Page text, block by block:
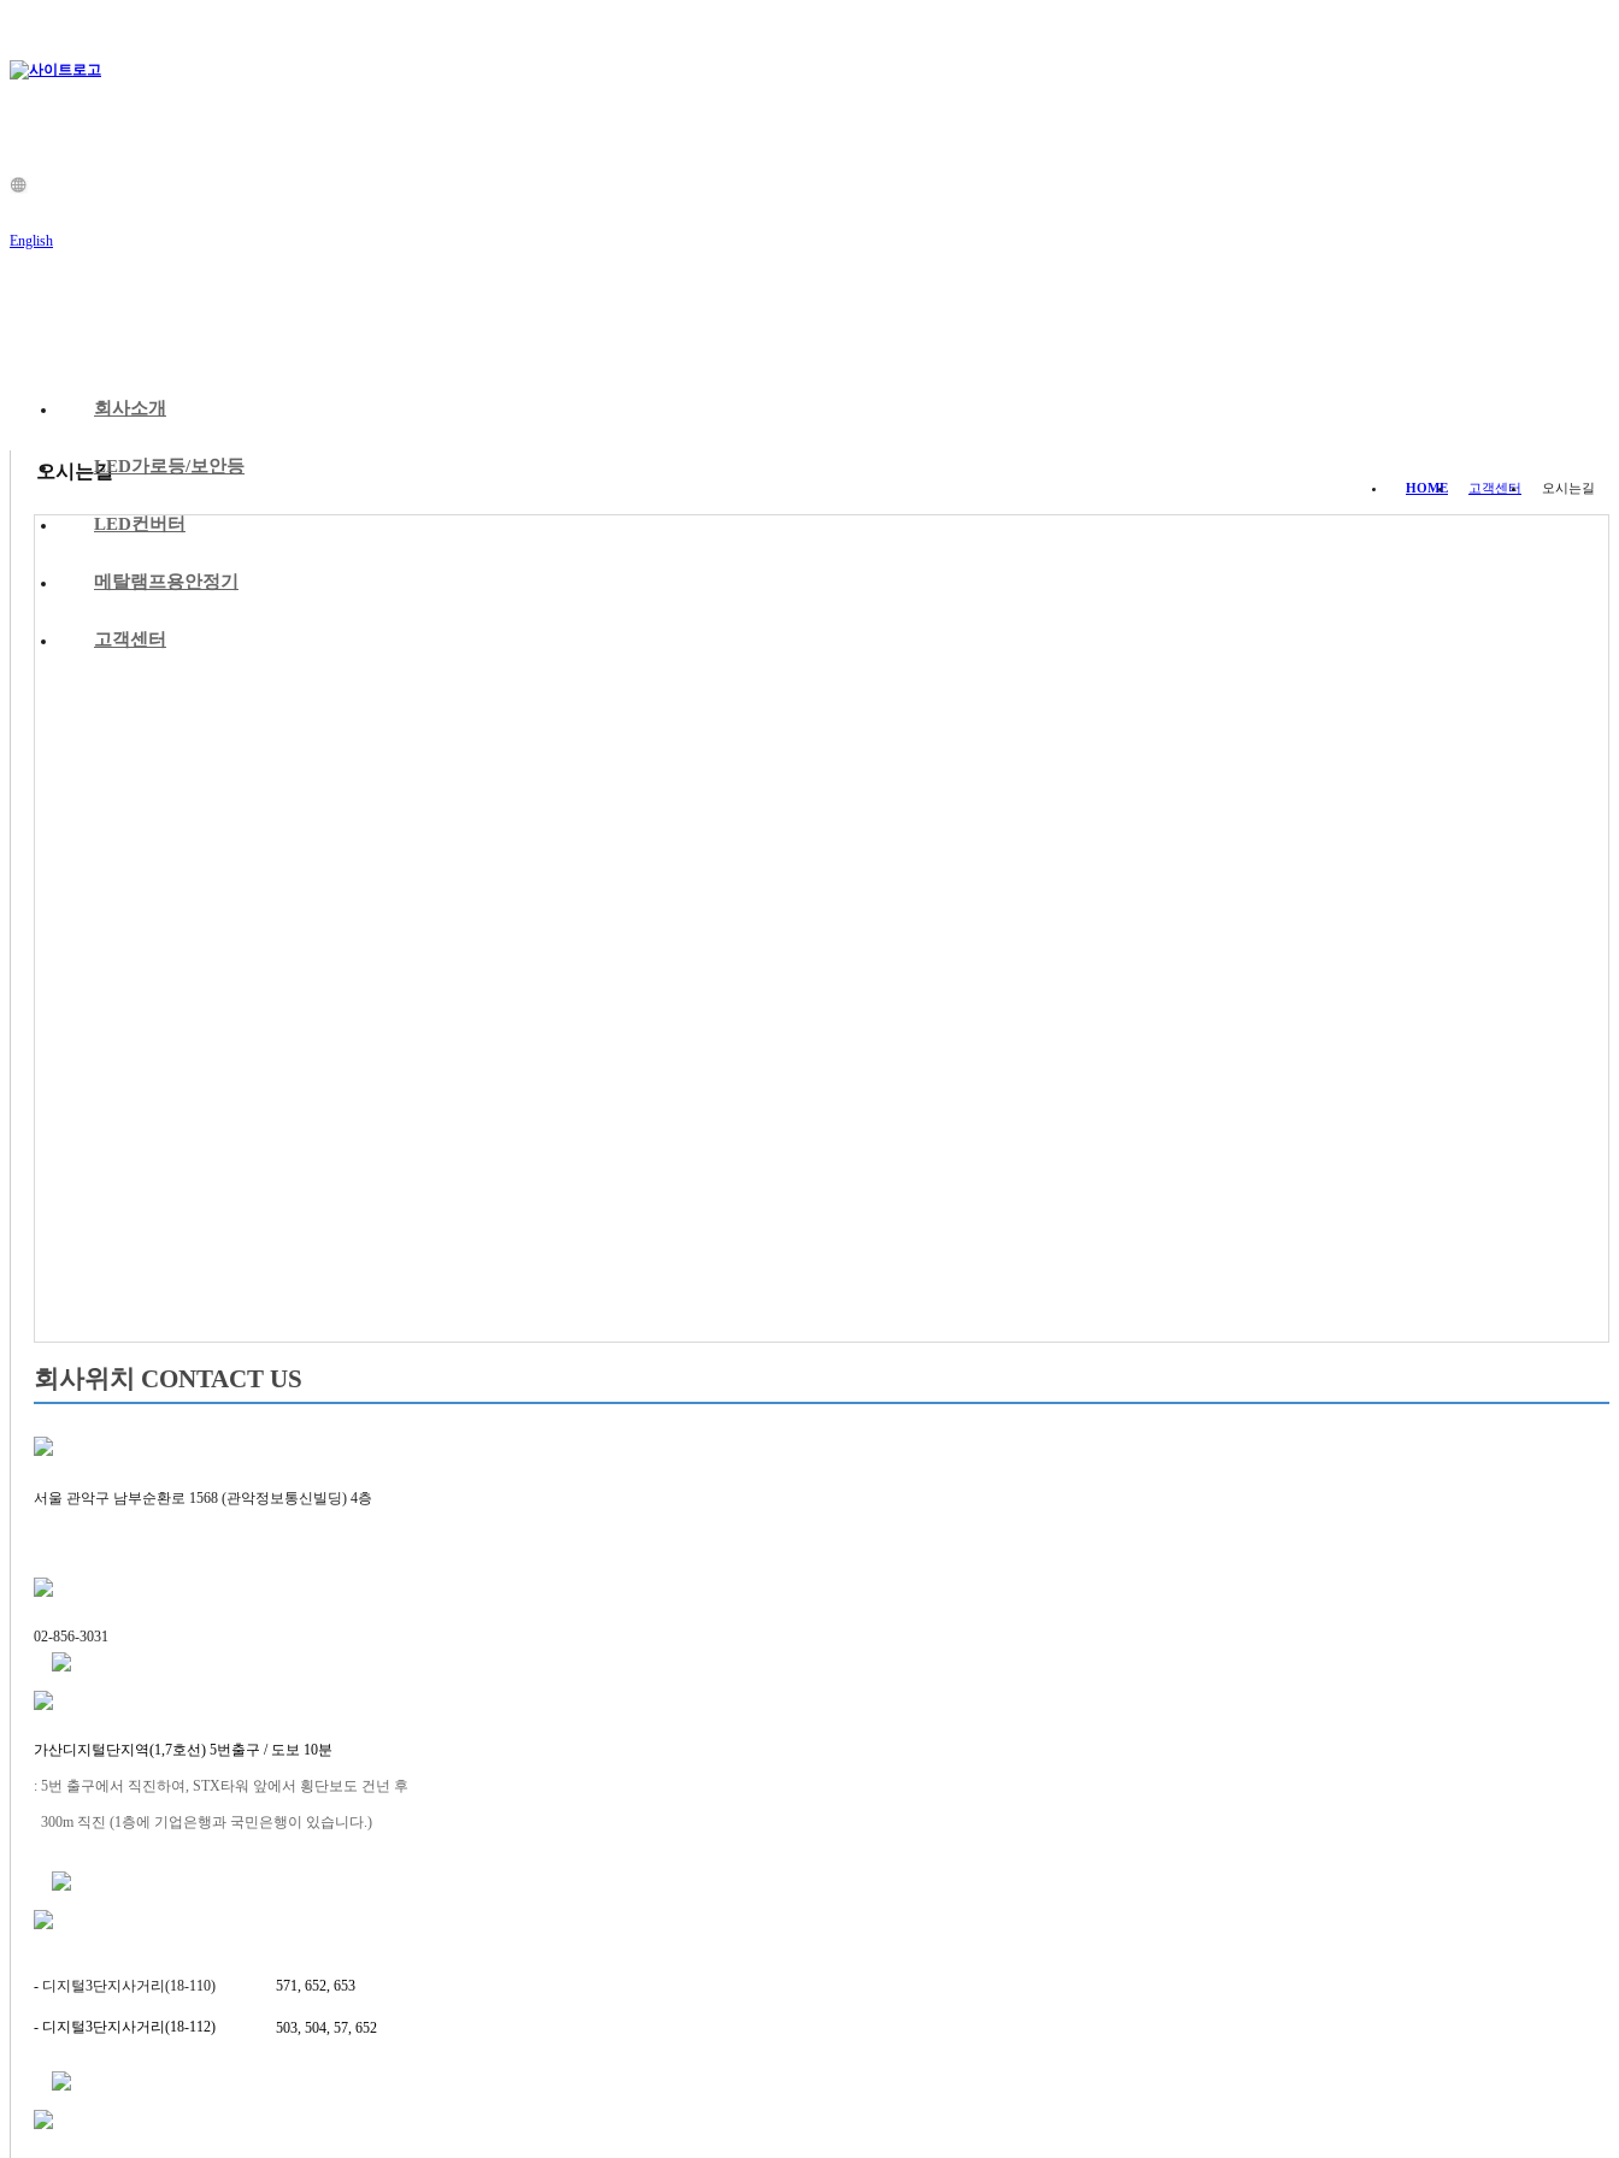
English
회사소개
LED가로등/보안등
LED컨버터
메탈램프용안정기
고객센터
오시는길
HOME 고객센터 오시는길
회사위치 CONTACT US
서울 관악구 남부순환로 1568­ (관악정보통신빌딩) 4층
02-856-3031
가산디지털단지역(1,7호선) 5번출구 / 도보 10분
: 5번 출구에서 직진하여, STX타워 앞에서 횡단보도 건넌 후
300m 직진 (1층에 기업은행과 국민은행이 있습니다.)
- 디지털3단지사거리(18-110) 571, 652, 653
- 디지털3단지사거리(18-112) 503, 504, 57, 652